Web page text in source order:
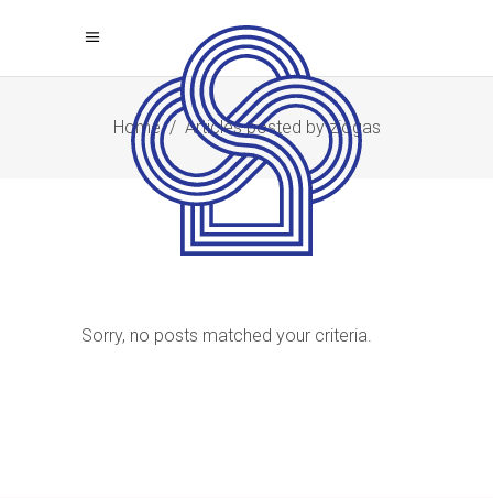
Home/ Articles posted by ziogas
Sorry, no posts matched your criteria.